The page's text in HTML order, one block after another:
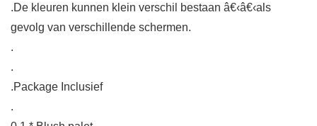
.De kleuren kunnen klein verschil bestaan â€‹â€‹als
gevolg van verschillende schermen.
.
.
.Package Inclusief
.